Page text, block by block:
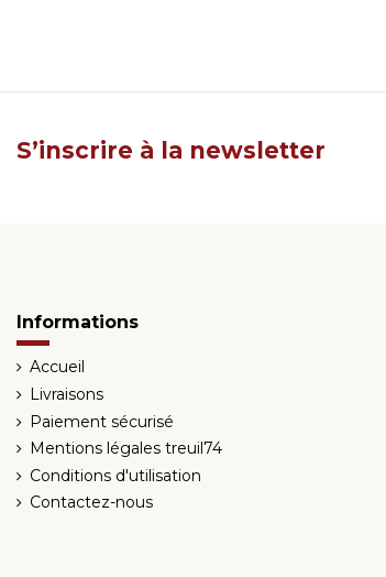
S’inscrire à la newsletter
Informations
Accueil
Livraisons
Paiement sécurisé
Mentions légales treuil74
Conditions d'utilisation
Contactez-nous